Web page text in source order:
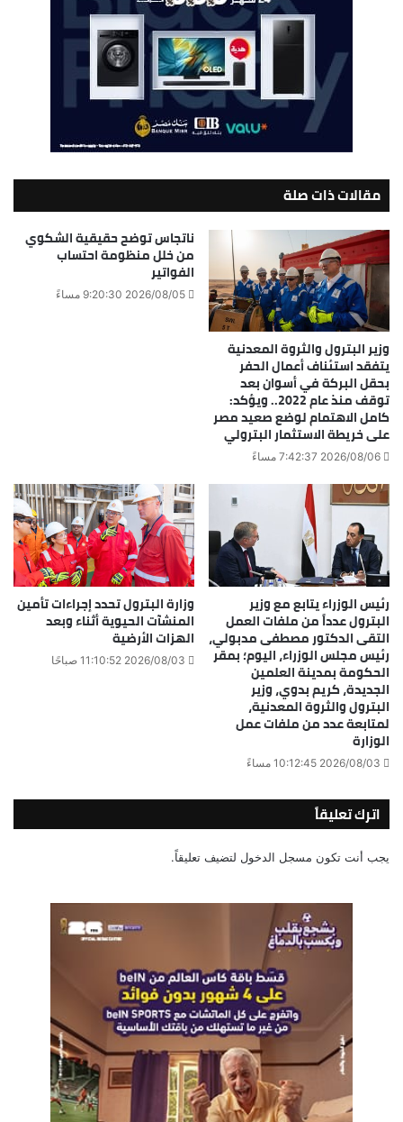
مقالات ذات صلة
وزير البترول والثروة المعدنية
يتفقد استئناف أعمال الحفر
بحقل البركة في أسوان بعد
توقف منذ عام 2022.. ويؤكد:
كامل الاهتمام لوضع صعيد مصر
على خريطة الاستثمار البترولي
2026/08/06 7:42:37 مساءً
ناتجاس توضح حقيقية الشكوي
من خلل منظومة احتساب
الفواتير
2026/08/05 9:20:30 مساءً
رئيس الوزراء يتابع مع وزير
البترول عدداً من ملفات العمل
التقى الدكتور مصطفى مدبولي،
رئيس مجلس الوزراء، اليوم؛ بمقر
الحكومة بمدينة العلمين
الجديدة، كريم بدوي، وزير
البترول والثروة المعدنية،
لمتابعة عدد من ملفات عمل
الوزارة
2026/08/03 10:12:45 مساءً
وزارة البترول تحدد إجراءات تأمين
المنشآت الحيوية أثناء وبعد
الهزات الأرضية
2026/08/03 11:10:52 صباحًا
اترك تعليقاً
يجب أنت تكون مسجل الدخول لتضيف تعليقاً.